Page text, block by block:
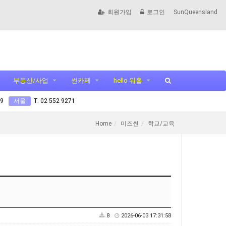
회원가입 로그인 SunQueensland
부동산/사업 썬카페 hello 워홀
서울 T. 02 552 9271
Home 미즈썬 학교/교육
8 2026-06-03 17:31:58